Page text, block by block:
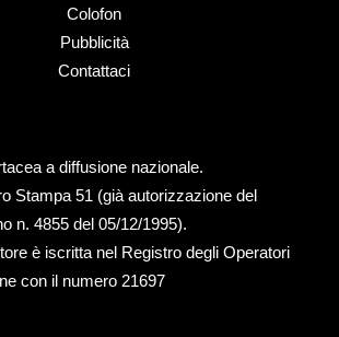
Colofon
Pubblicità
Contattaci
a diffusione nazionale.
Stampa 51 (già autorizzazione del
n. 4855 del 05/12/1995).
è iscritta nel Registro degli Operatori
con il numero 21697